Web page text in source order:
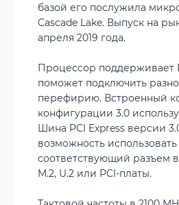
базой его послужила
Cascade Lake. Выпуск на
апреля 2019 года.
Процессор поддерживает
поможет подключить
перефирию. Встроенный
конфигурации 3.0
Шина PCI Express версии
возможность
соответствующий разъем
M.2, U.2 или PCI-платы.